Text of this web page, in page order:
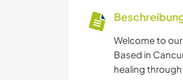
Welcome to
Based in
healing